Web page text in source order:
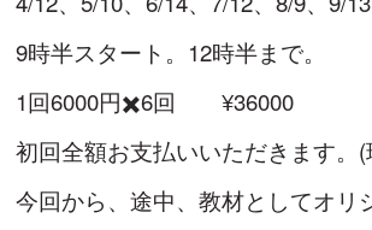
9時半スタート。12時半まで。
1回6000円✖️6回 ¥36000
初回全額お支払いいただきます。
今回から、途中、教材としてオリ